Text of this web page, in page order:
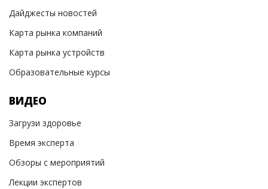
Дайджесты новостей
Карта рынка компаний
Карта рынка устройств
Образовательные курсы
ВИДЕО
Загрузи здоровье
Время эксперта
Обзоры с мероприятий
Лекции экспертов